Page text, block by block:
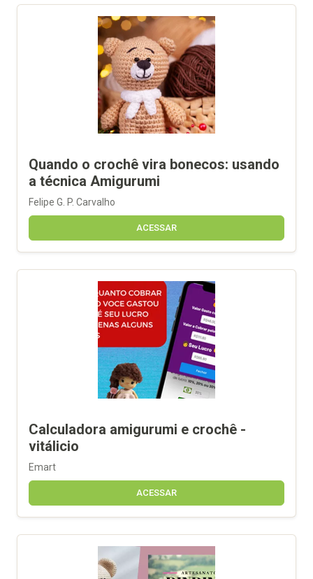
Quando o crochê vira bonecos: usando
a técnica Amigurumi
Felipe G. P. Carvalho
ACESSAR
Calculadora amigurumi e crochê -
vitálicio
Emart
ACESSAR